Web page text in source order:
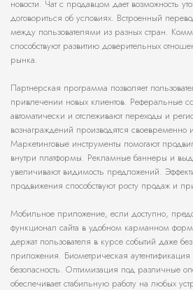
новости. Чат с продавцом дает возможность
договориться об условиях. Встроенный
между пользователями из разных стран.
способствуют развитию доверительных
рынка.
Партнерская программа позволяет
привлечении новых клиентов. Реферальные
автоматически и отслеживают переходы и
вознаграждений производятся
Маркетинговые инструменты помогают
внутри платформы. Рекламные баннеры и
увеличивают видимость предложений.
продвижения способствуют росту продаж и
Мобильное приложение, если доступно,
функционал сайта в удобном карманном
держат пользователя в курсе событий даже
приложения. Биометрическая
безопасность. Оптимизация под различные
обеспечивает стабильную работу на любых